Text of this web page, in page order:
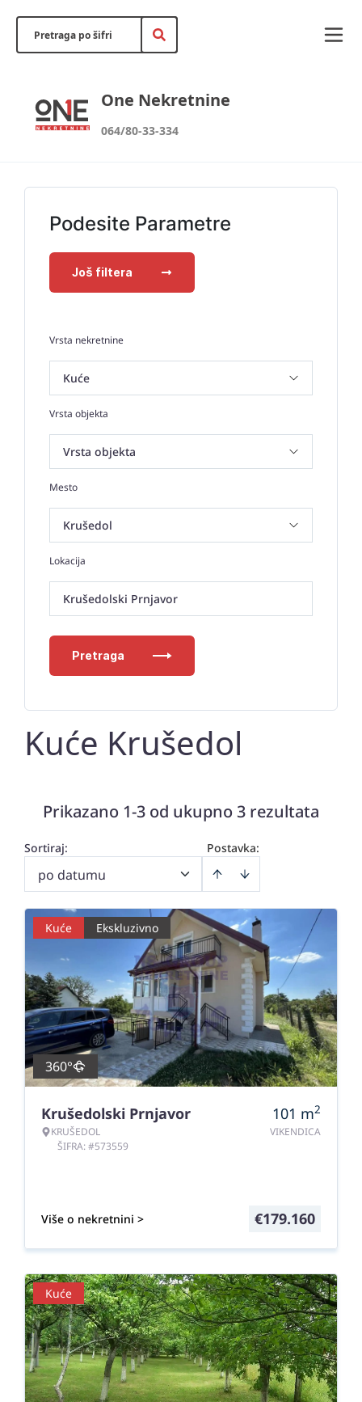
One Nekretnine
064/80-33-334
Podesite Parametre
Još filtera
Vrsta nekretnine
Vrsta objekta
Mesto
Lokacija
Krušedolski Prnjavor
Pretraga
Kuće Krušedol
Prikazano 1-3 od ukupno 3 rezultata
Postavka:
Sortiraj:
po datumu
Kuće Ekskluzivno
360°
Krušedolski Prnjavor
KRUŠEDOL
ŠIFRA: #573559
101 m2
VIKENDICA
Više o nekretnini > €179.160
Kuće